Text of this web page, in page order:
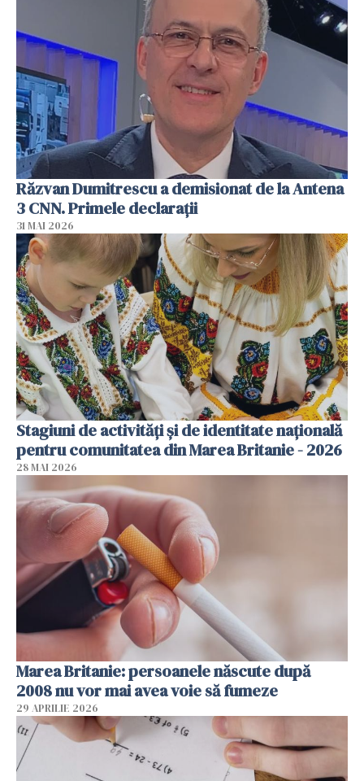
Răzvan Dumitrescu a demisionat de la Antena
3 CNN. Primele declarații
31 MAI 2026
Stagiuni de activități și de identitate națională
pentru comunitatea din Marea Britanie - 2026
28 MAI 2026
Marea Britanie: persoanele născute după
2008 nu vor mai avea voie să fumeze
29 APRILIE 2026